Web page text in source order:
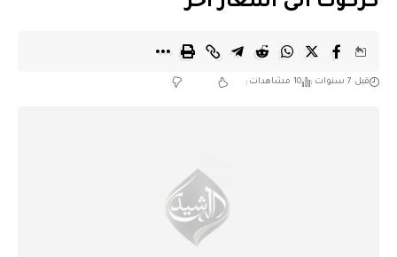
قبل 7 سنوات 10 مشاهدات